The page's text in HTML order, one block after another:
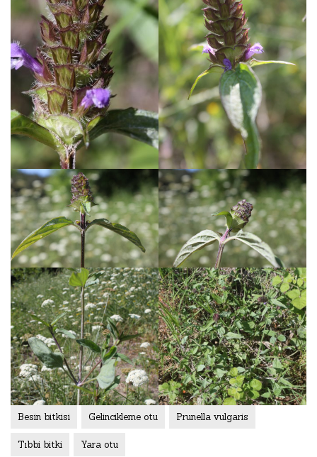
Besin bitkisi Gelincikleme otu Prunella vulgaris
Tıbbi bitki Yara otu